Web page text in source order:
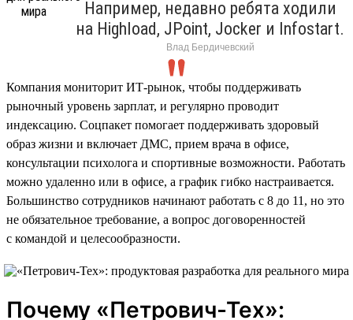
Например, недавно ребята ходили
на Highload, JPoint, Jocker и Infostart.
Влад Бердичевский
Компания мониторит ИТ-рынок, чтобы поддерживать
рыночный уровень зарплат, и регулярно проводит
индексацию. Соцпакет помогает поддерживать здоровый
образ жизни и включает ДМС, прием врача в офисе,
консультации психолога и спортивные возможности. Работать
можно удаленно или в офисе, а график гибко настраивается.
Большинство сотрудников начинают работать с 8 до 11, но это
не обязательное требование, а вопрос договоренностей
с командой и целесообразности.
Почему «Петрович-Тех»: